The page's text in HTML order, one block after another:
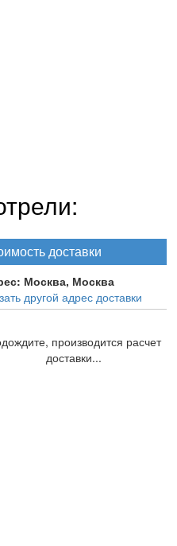
доставки
Москва, Москва
другой адрес доставки
производится расчет
доставки...